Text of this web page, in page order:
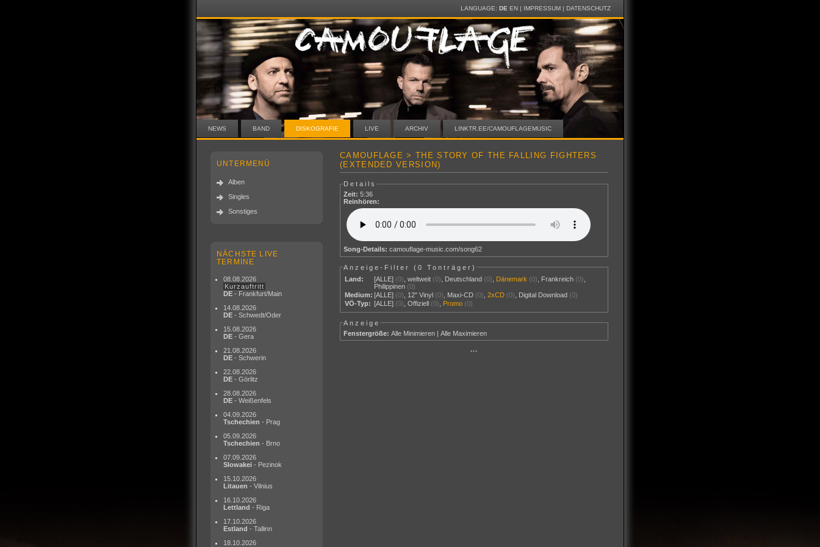
LANGUAGE: DE EN| IMPRESSUM| DATENSCHUTZ
NEWS BAND DISKOGRAFIE LIVE ARCHIV LINKTR.EE/CAMOUFLAGEMUSIC
UNTERMENÜ
Alben
Singles
Sonstiges
NÄCHSTE LIVE
TERMINE
08.08.2026
Kurzauftritt
DE - Frankfurt/Main
14.08.2026
DE - Schwedt/Oder
15.08.2026
DE - Gera
21.08.2026
DE - Schwerin
22.08.2026
DE - Görlitz
28.08.2026
DE - Weißenfels
04.09.2026
Tschechien - Prag
05.09.2026
Tschechien - Brno
07.09.2026
Slowakei - Pezinok
15.10.2026
Litauen - Vilnius
16.10.2026
Lettland - Riga
17.10.2026
Estland - Tallinn
18.10.2026
CAMOUFLAGE > THE STORY OF THE FALLING FIGHTERS
(EXTENDED VERSION)
Details
Zeit: 5:36
Reinhören:
Song-Details: camouflage-music.com/song62
Anzeige-Filter (0 Tonträger)
Land:
[ALLE] (0) ,weltweit (0) Deutschland (0) Dänemark (0) Frankreich (0)
Philippinen (0)
Medium: [ALLE] (0) 12" Vinyl (0) Maxi-CD (0) ,2xCD (0) Digital Download (0)
VÖ-Typ: [ALLE] (0) ,Offiziell (0) Promo (0)
Anzeige
Fenstergröße: Alle Minimieren |Alle Maximieren
···